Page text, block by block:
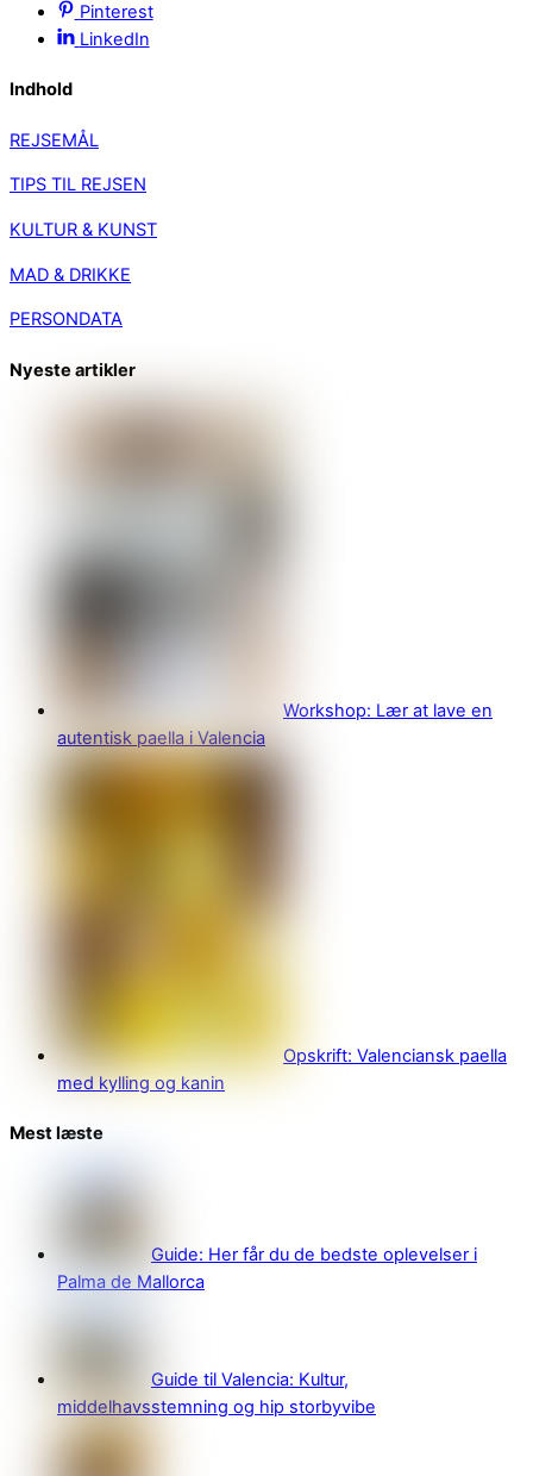
Pinterest
LinkedIn
Indhold
REJSEMÅL
TIPS TIL REJSEN
KULTUR & KUNST
MAD & DRIKKE
PERSONDATA
Nyeste artikler
Workshop: Lær at lave en
autentisk paella i Valencia
Opskrift: Valenciansk paella
med kylling og kanin
Mest læste
Guide: Her får du de bedste oplevelser i
Palma de Mallorca
Guide til Valencia: Kultur,
middelhavsstemning og hip storbyvibe